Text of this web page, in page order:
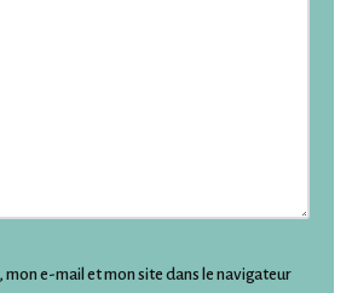
mon e-mail et mon site dans le navigateur